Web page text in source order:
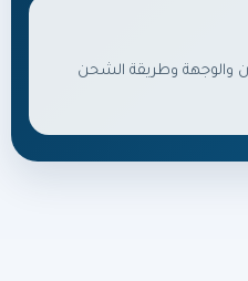
والوجهة وطريقة الشحن